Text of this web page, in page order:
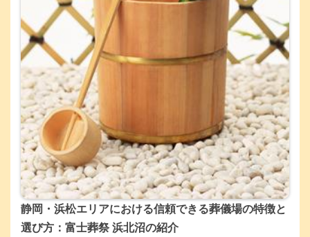
静岡・浜松エリアにおける信頼できる葬儀場の特徴と
選び方：富士葬祭 浜北沼の紹介